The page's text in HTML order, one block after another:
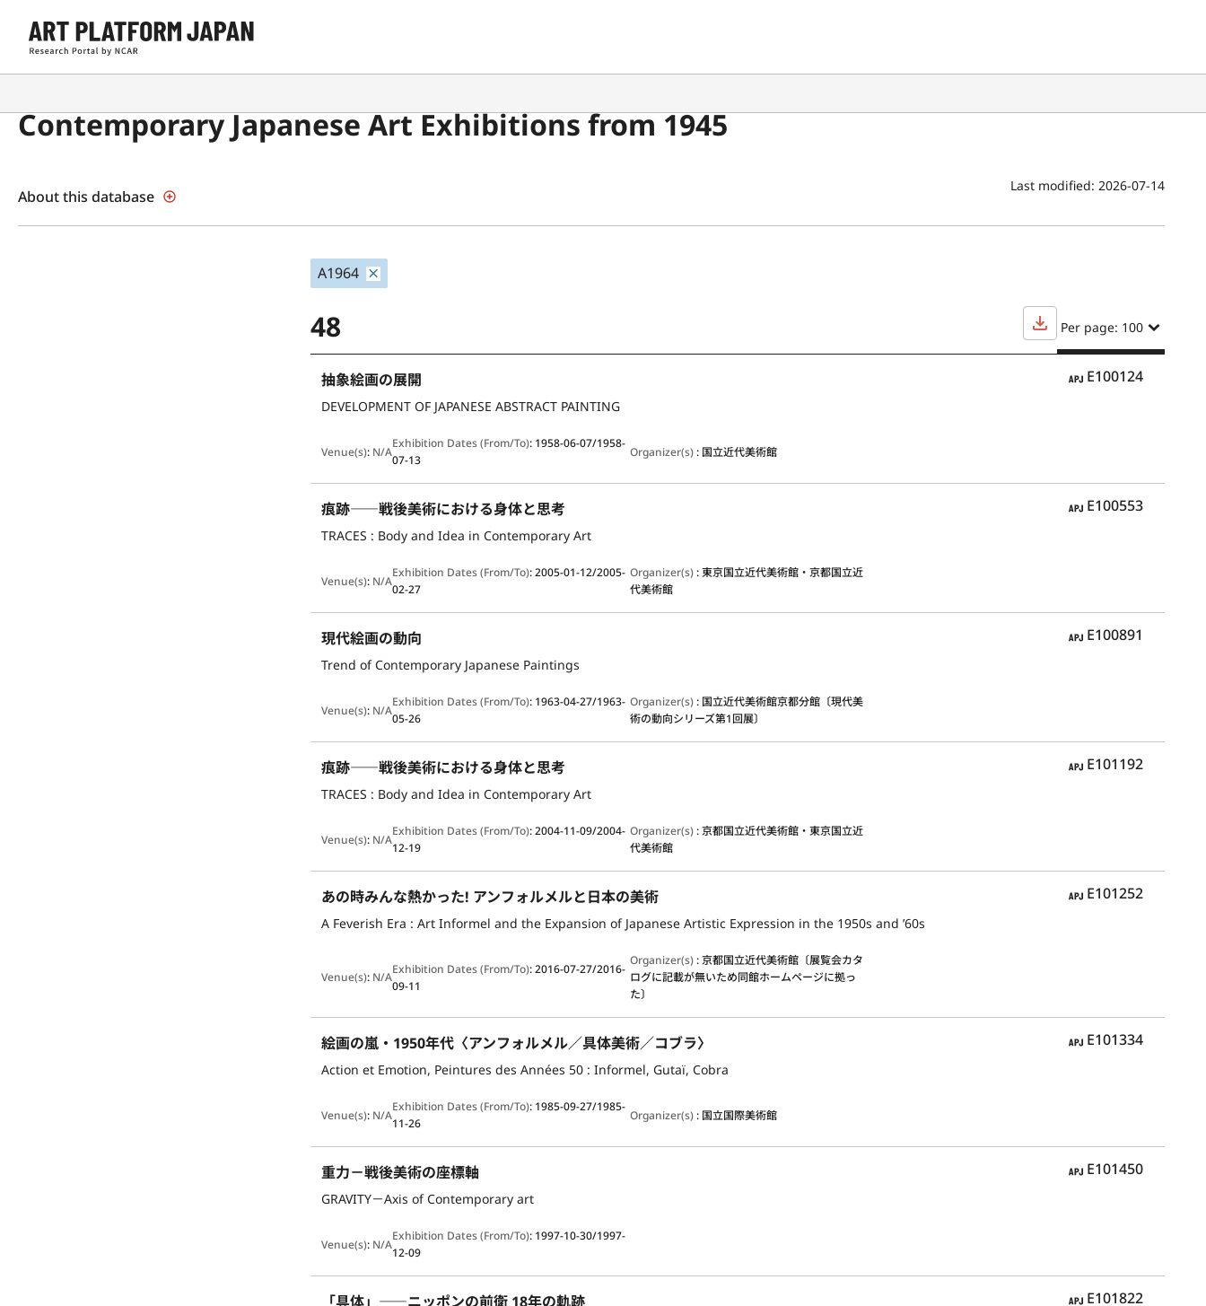
Contemporary Japanese Art Exhibitions from 1945
About this database
Last modified:2026-07-14
A1964
48 Per page: 100
APJ
E100124
抽象絵画の展開
DEVELOPMENT OF JAPANESE ABSTRACT PAINTING
Venue(s): N/A
Exhibition Dates (From/To): 1958-06-07/1958-
07-13
Organizer(s): 国立近代美術館
APJ
E100553
痕跡――戦後美術における身体と思考
TRACES : Body and Idea in Contemporary Art
Venue(s): N/A
Exhibition Dates (From/To):2005-01-12/2005-
02-27
Organizer(s):東京国立近代美術館・京都国立近
代美術館
APJ
E100891
現代絵画の動向
Trend of Contemporary Japanese Paintings
Venue(s): N/A
Exhibition Dates (From/To): 1963-04-27/1963-
05-26
Organizer(s): 国立近代美術館京都分館〔現代美
術の動向シリーズ第1回展〕
APJ
E101192
痕跡――戦後美術における身体と思考
TRACES : Body and Idea in Contemporary Art
Venue(s): N/A
Exhibition Dates (From/To):2004-11-09/2004-
12-19
Organizer(s):京都国立近代美術館・東京国立近
代美術館
APJ
E101252
あの時みんな熱かった! アンフォルメルと日本の美術
A Feverish Era : Art Informel and the Expansion of Japanese Artistic Expression in the 1950s and ’60s
Venue(s): N/A
Exhibition Dates (From/To):2016-07-27/2016-
09-11
Organizer(s):京都国立近代美術館〔展覧会カタ
ログに記載が無いため同館ホームページに拠っ
た〕
APJ
E101334
絵画の嵐・1950年代〈アンフォルメル／具体美術／コブラ〉
Action et Emotion, Peintures des Années 50 : Informel, Gutaï, Cobra
Venue(s): N/A
Exhibition Dates (From/To): 1985-09-27/1985-
11-26
Organizer(s): 国立国際美術館
APJ
E101450
重力－戦後美術の座標軸
GRAVITY－Axis of Contemporary art
Venue(s): N/A
Exhibition Dates (From/To): 1997-10-30/1997-
12-09
APJ
E101822
「具体」――ニッポンの前衛 18年の軌跡